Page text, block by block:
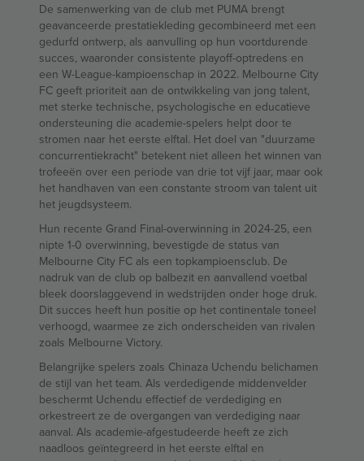
De samenwerking van de club met PUMA brengt
geavanceerde prestatiekleding gecombineerd met een
gedurfd ontwerp, als aanvulling op hun voortdurende
succes, waaronder consistente playoff-optredens en
een W-League-kampioenschap in 2022. Melbourne City
FC geeft prioriteit aan de ontwikkeling van jong talent,
met sterke technische, psychologische en educatieve
ondersteuning die academie-spelers helpt door te
stromen naar het eerste elftal. Het doel van "duurzame
concurrentiekracht" betekent niet alleen het winnen van
trofeeën over een periode van drie tot vijf jaar, maar ook
het handhaven van een constante stroom van talent uit
het jeugdsysteem.
Hun recente Grand Final-overwinning in 2024-25, een
nipte 1-0 overwinning, bevestigde de status van
Melbourne City FC als een topkampioensclub. De
nadruk van de club op balbezit en aanvallend voetbal
bleek doorslaggevend in wedstrijden onder hoge druk.
Dit succes heeft hun positie op het continentale toneel
verhoogd, waarmee ze zich onderscheiden van rivalen
zoals Melbourne Victory.
Belangrijke spelers zoals Chinaza Uchendu belichamen
de stijl van het team. Als verdedigende middenvelder
beschermt Uchendu effectief de verdediging en
orkestreert ze de overgangen van verdediging naar
aanval. Als academie-afgestudeerde heeft ze zich
naadloos geïntegreerd in het eerste elftal en